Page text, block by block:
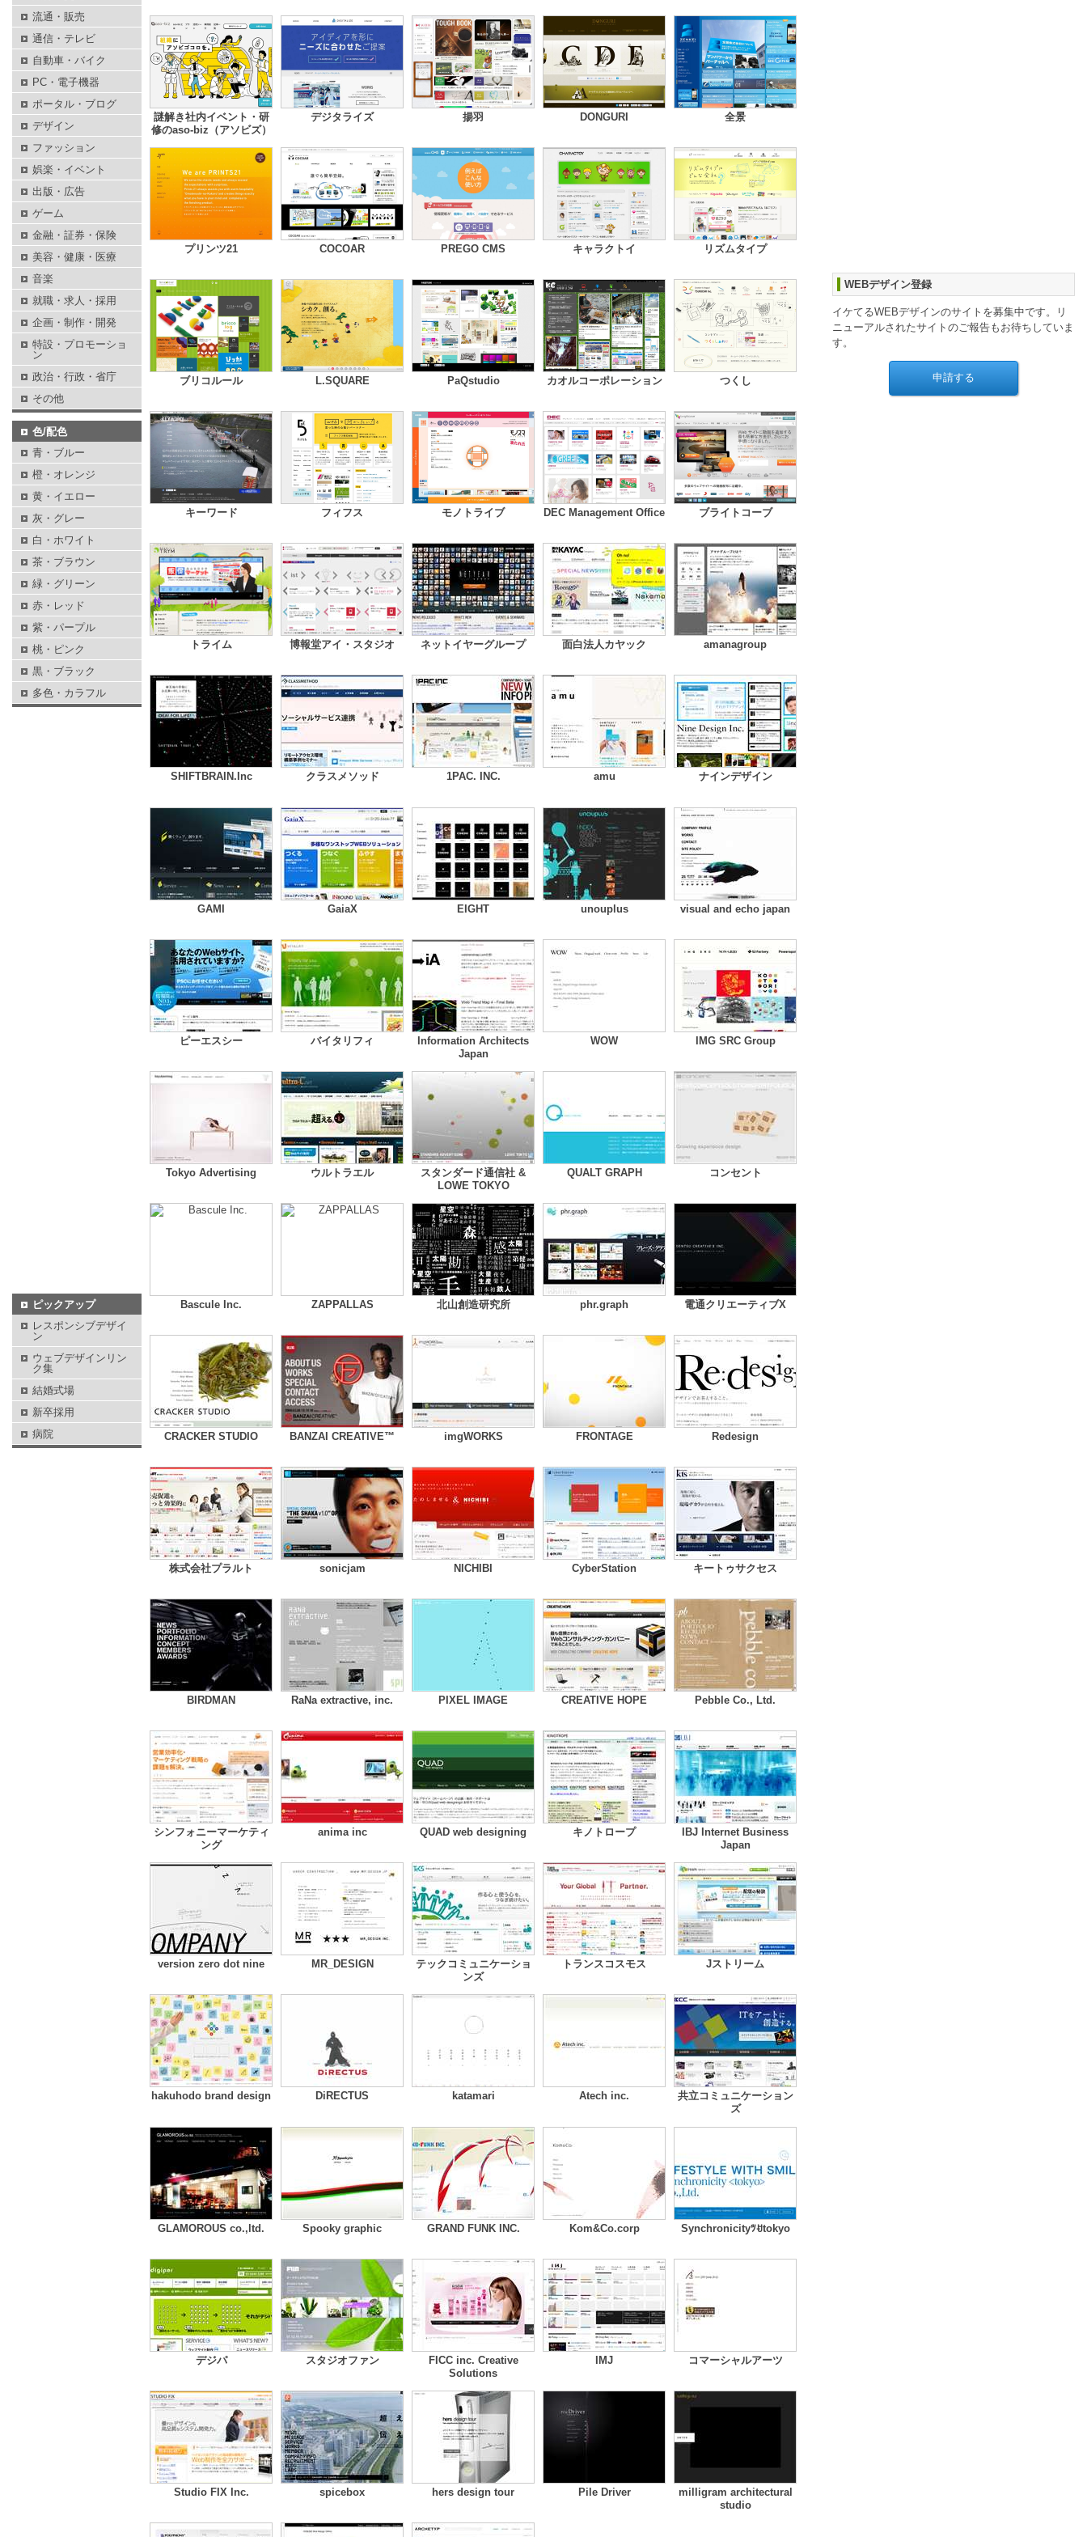
謎解き社内イベント・研
修のaso-biz（アソビズ）
デジタライズ 揚羽 DONGURI 全景
プリンツ21 COCOAR PREGO CMS キャラクトイ リズムタイプ
ブリコルール L.SQUARE PaQstudio カオルコーポレーション つくし
キーワード フィフス モノトライブ DEC Management Office ブライトコーブ
トライム 博報堂アイ・スタジオ ネットイヤーグループ 面白法人カヤック amanagroup
SHIFTBRAIN.Inc クラスメソッド 1PAC. INC. amu ナインデザイン
GAMI GaiaX EIGHT unouplus visual and echo japan
ピーエスシー バイタリフィ
Information Architects
Japan
WOW IMG SRC Group
Tokyo Advertising ウルトラエル
スタンダード通信社 &
LOWE TOKYO
QUALT GRAPH コンセント
Bascule Inc. ZAPPALLAS 北山創造研究所 phr.graph 電通クリエーティブX
CRACKER STUDIO BANZAI CREATIVE™ imgWORKS FRONTAGE Redesign
株式会社プラルト sonicjam NICHIBI CyberStation キートゥサクセス
BIRDMAN RaNa extractive, inc. PIXEL IMAGE CREATIVE HOPE Pebble Co., Ltd.
シンフォニーマーケティ
ング
anima inc QUAD web designing キノトロープ
IBJ Internet Business
Japan
version zero dot nine MR_DESIGN
テックコミュニケーショ
ンズ
トランスコスモス Jストリーム
hakuhodo brand design DiRECTUS katamari Atech inc.
共立コミュニケーション
ズ
GLAMOROUS co.,ltd. Spooky graphic GRAND FUNK INC. Kom&Co.corp Synchronicityﾂꀀtokyo
デジパ スタジオファン
FICC inc. Creative
Solutions
IMJ コマーシャルアーツ
Studio FIX Inc. spicebox hers design tour Pile Driver
milligram architectural
studio
WEBデザイン登録
イケてるWEBデザインのサイトを募集中です。リ
ニューアルされたサイトのご報告もお待ちしていま
す。
流通・販売
通信・テレビ
自動車・バイク
PC・電子機器
ポータル・ブログ
デザイン
ファッション
娯楽・イベント
出版・広告
ゲーム
金融・証券・保険
美容・健康・医療
音楽
就職・求人・採用
企画・制作・開発
特設・プロモーショ
ン
政治・行政・省庁
その他
色/配色
青・ブルー
橙・オレンジ
黄・イエロー
灰・グレー
白・ホワイト
茶・ブラウン
緑・グリーン
赤・レッド
紫・パープル
桃・ピンク
黒・ブラック
多色・カラフル
ピックアップ
レスポンシブデザイ
ン
ウェブデザインリン
ク集
結婚式場
新卒採用
病院